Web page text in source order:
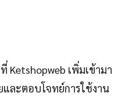
Ketshopweb เพิ่มเข้ามา
ละตอบโจทย์การใช้งาน